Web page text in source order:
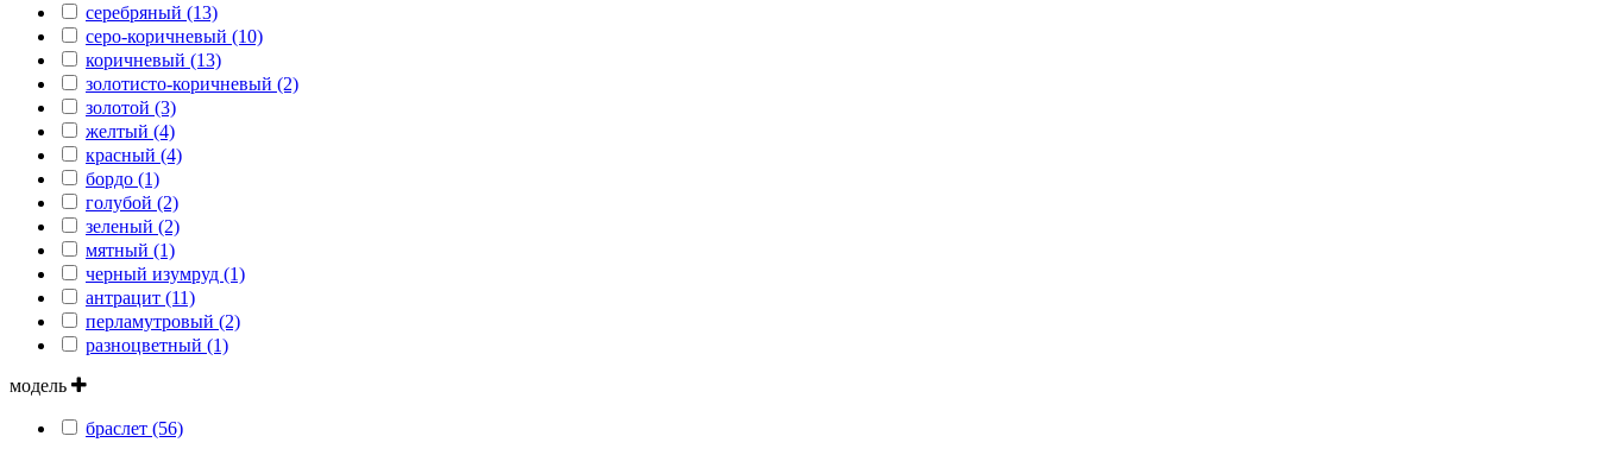
серебряный (13)
серо-коричневый (10)
коричневый (13)
золотисто-коричневый (2)
золотой (3)
желтый (4)
красный (4)
бордо (1)
голубой (2)
зеленый (2)
мятный (1)
черный изумруд (1)
антрацит (11)
перламутровый (2)
разноцветный (1)
модель
браслет (56)